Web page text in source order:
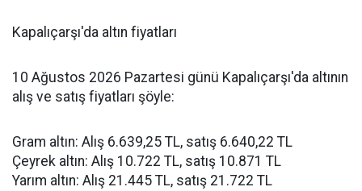
Kapalıçarşı'da altın fiyatları
10 Ağustos 2026 Pazartesi günü Kapalıçarşı'da altının
alış ve satış fiyatları şöyle:
Gram altın: Alış 6.639,25 TL, satış 6.640,22 TL
Çeyrek altın: Alış 10.722 TL, satış 10.871 TL
Yarım altın: Alış 21.445 TL, satış 21.722 TL